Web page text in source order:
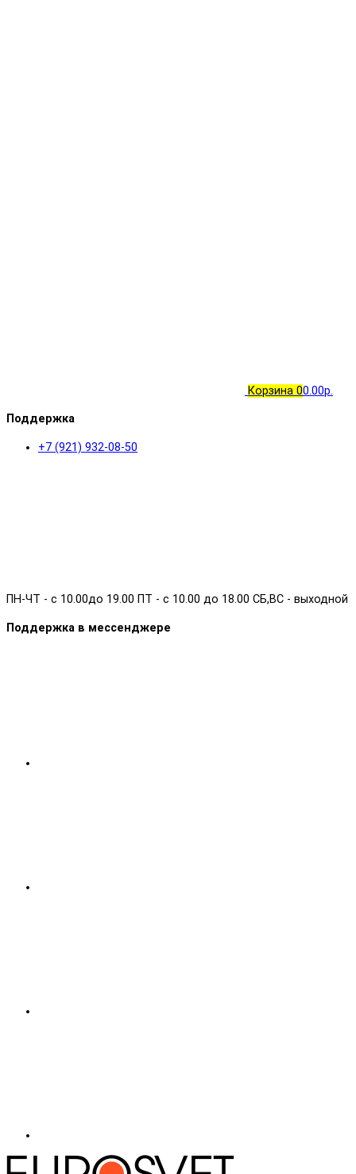
Корзина 00.00р.
Поддержка
+7 (921) 932-08-50
ПН-ЧТ - с 10.00до 19.00 ПТ - с 10.00 до 18.00 СБ,ВС - выходной
Поддержка в мессенджере